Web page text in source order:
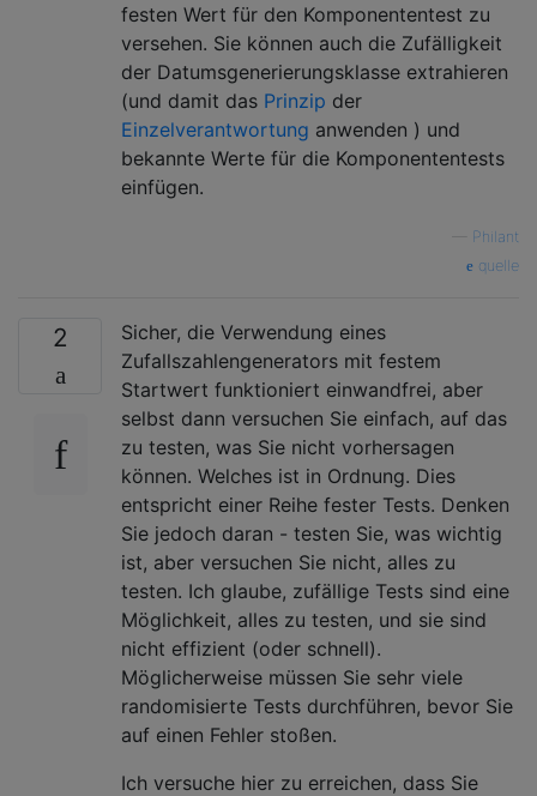
festen Wert für den Komponententest zu
versehen. Sie können auch die Zufälligkeit
der Datumsgenerierungsklasse extrahieren
(und damit das Prinzip der
Einzelverantwortung anwenden ) und
bekannte Werte für die Komponententests
einfügen.
Philant
quelle
2
Sicher, die Verwendung eines
Zufallszahlengenerators mit festem
Startwert funktioniert einwandfrei, aber
selbst dann versuchen Sie einfach, auf das
zu testen, was Sie nicht vorhersagen
können. Welches ist in Ordnung. Dies
entspricht einer Reihe fester Tests. Denken
Sie jedoch daran - testen Sie, was wichtig
ist, aber versuchen Sie nicht, alles zu
testen. Ich glaube, zufällige Tests sind eine
Möglichkeit, alles zu testen, und sie sind
nicht effizient (oder schnell).
Möglicherweise müssen Sie sehr viele
randomisierte Tests durchführen, bevor Sie
auf einen Fehler stoßen.
Ich versuche hier zu erreichen, dass Sie